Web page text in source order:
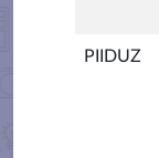
PIIDUZ